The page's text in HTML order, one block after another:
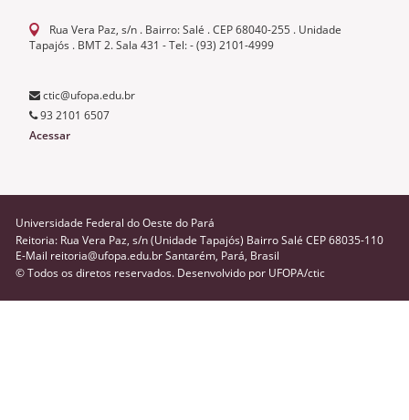
Rua Vera Paz, s/n . Bairro: Salé . CEP 68040-255 . Unidade
Tapajós . BMT 2. Sala 431 - Tel: - (93) 2101-4999
ctic@ufopa.edu.br
93 2101 6507
Acessar
Universidade Federal do Oeste do Pará
Reitoria: Rua Vera Paz, s/n (Unidade Tapajós) Bairro Salé CEP 68035-110
E-Mail reitoria@ufopa.edu.br Santarém, Pará, Brasil
© Todos os diretos reservados. Desenvolvido por UFOPA/ctic